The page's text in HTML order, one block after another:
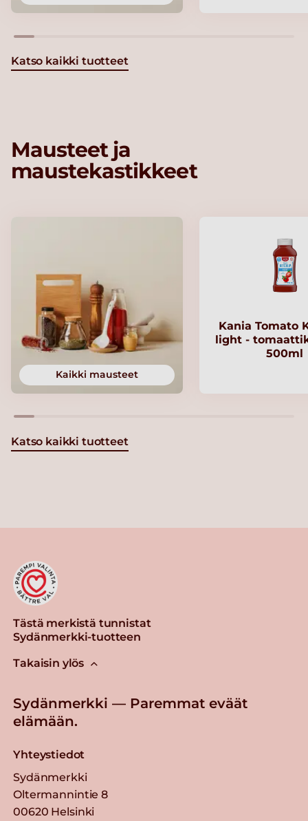
Katso kaikki tuotteet
Mausteet ja
maustekastikkeet
Kaikki mausteet
Kania Tomato
light -
500ml
Katso kaikki tuotteet
Tästä merkistä tunnistat
Sydänmerkki-tuotteen
Takaisin ylös
Sydänmerkki — Paremmat eväät
elämään.
Yhteystiedot
Sydänmerkki
Oltermannintie 8
00620 Helsinki